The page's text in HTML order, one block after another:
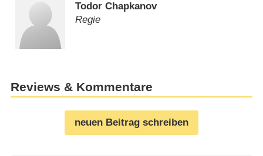
Todor Chapkanov
Regie
Reviews & Kommentare
neuen Beitrag schreiben